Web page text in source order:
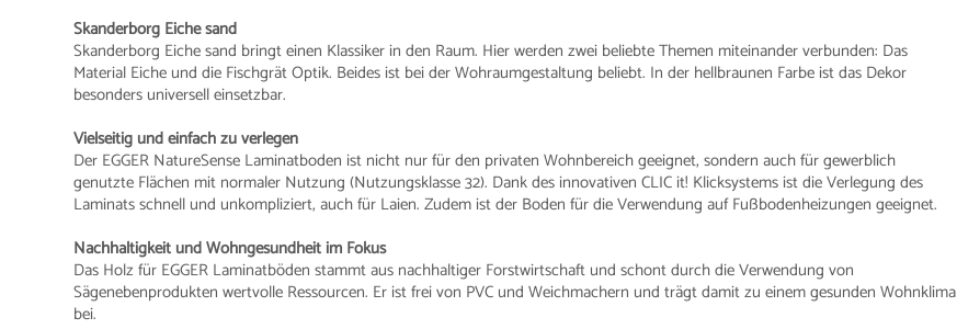
Skanderborg Eiche sand
Skanderborg Eiche sand bringt einen Klassiker in den Raum. Hier werden zwei beliebte Themen miteinander verbunden: Das
Material Eiche und die Fischgrät Optik. Beides ist bei der Wohraumgestaltung beliebt. In der hellbraunen Farbe ist das Dekor
besonders universell einsetzbar.
Vielseitig und einfach zu verlegen
Der EGGER NatureSense Laminatboden ist nicht nur für den privaten Wohnbereich geeignet, sondern auch für gewerblich
genutzte Flächen mit normaler Nutzung (Nutzungsklasse 32). Dank des innovativen CLIC it! Klicksystems ist die Verlegung des
Laminats schnell und unkompliziert, auch für Laien. Zudem ist der Boden für die Verwendung auf Fußbodenheizungen geeignet.
Nachhaltigkeit und Wohngesundheit im Fokus
Das Holz für EGGER Laminatböden stammt aus nachhaltiger Forstwirtschaft und schont durch die Verwendung von
Sägenebenprodukten wertvolle Ressourcen. Er ist frei von PVC und Weichmachern und trägt damit zu einem gesunden Wohnklima
bei.